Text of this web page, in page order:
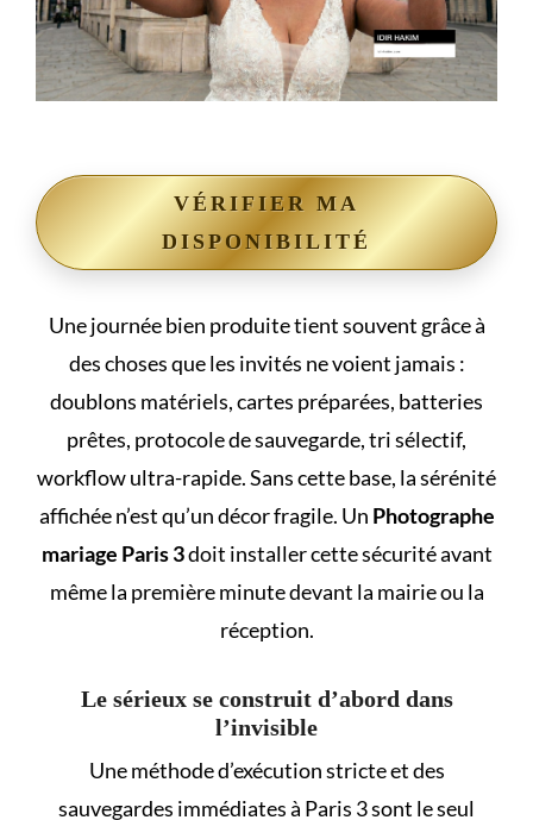
VÉRIFIER MA
DISPONIBILITÉ
Une journée bien produite tient souvent grâce à
des choses que les invités ne voient jamais :
doublons matériels, cartes préparées, batteries
prêtes, protocole de sauvegarde, tri sélectif,
workflow ultra-rapide. Sans cette base, la sérénité
affichée n’est qu’un décor fragile. Un Photographe
mariage Paris 3doit installer cette sécurité avant
même la première minute devant la mairie ou la
réception.
Le sérieux se construit d’abord dans
l’invisible
Une méthode d’exécution stricte et des
sauvegardes immédiates à Paris 3 sont le seul